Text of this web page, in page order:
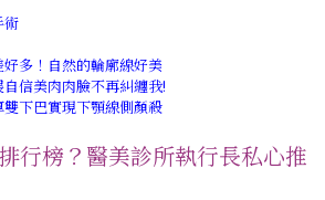
術
多！自然的輪廓線好美
信美肉肉臉不再糾纏我!
下巴實現下顎線側顏殺
行榜？醫美診所執行長私心推